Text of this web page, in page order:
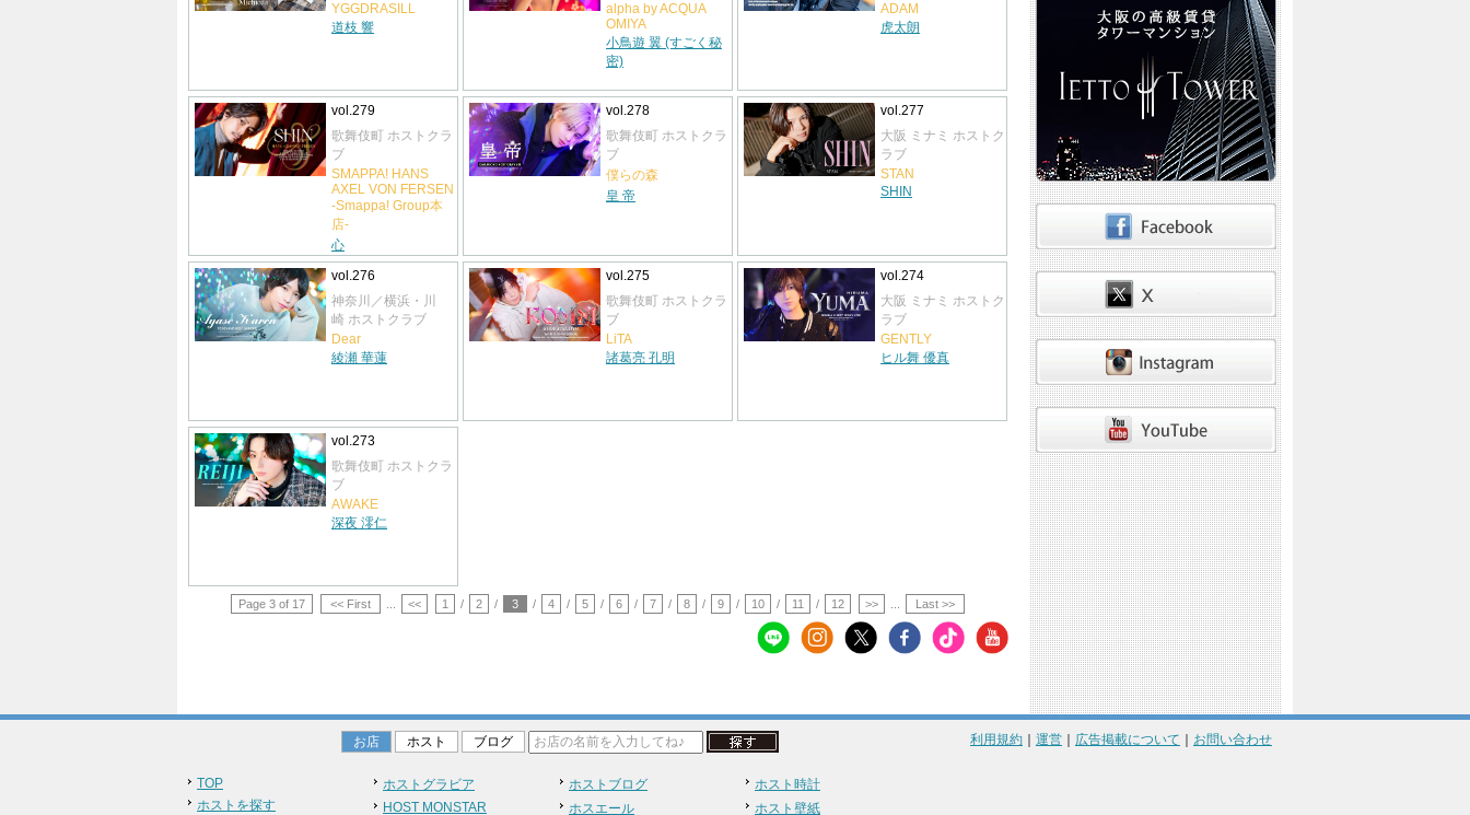
YGGDRASILL
道枝 響
alpha by ACQUA
OMIYA
小鳥遊 翼 (すごく秘
密)
ADAM
虎太朗
vol.279
歌舞伎町 ホストクラ
ブ
SMAPPA! HANS
AXEL VON FERSEN
-Smappa! Group本
店-
心
vol.278
歌舞伎町 ホストクラ
ブ
僕らの森
皇 帝
vol.277
大阪 ミナミ ホストク
ラブ
STAN
SHIN
vol.276
神奈川／横浜・川
崎 ホストクラブ
Dear
綾瀬 華蓮
vol.275
歌舞伎町 ホストクラ
ブ
LiTA
諸葛亮 孔明
vol.274
大阪 ミナミ ホストク
ラブ
GENTLY
ヒル舞 優真
vol.273
歌舞伎町 ホストクラ
ブ
AWAKE
深夜 澪仁
Page 3 of 17 << First << 1 / 2 / 3 / 4 / 5 / 6 / 7 / 8 / 9 / 10 / 11 / 12 >> Last >>
お店 ホスト ブログ
TOP
ホストを探す
ホストグラビア
HOST MONSTAR
ホストブログ
ホスエール
ホスト時計
ホスト壁紙
利用規約 運営 広告掲載について お問い合わせ